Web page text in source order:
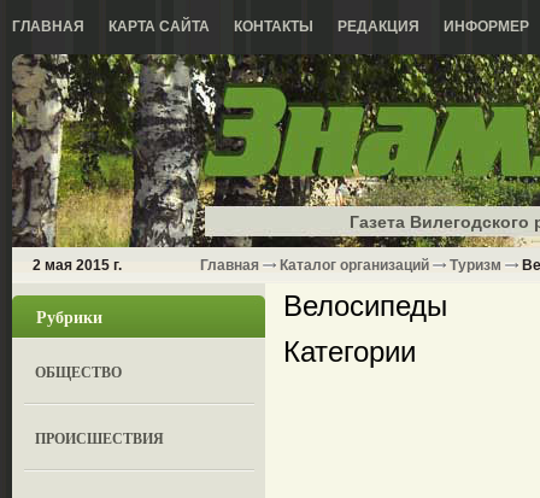
ГЛАВНАЯ КАРТА САЙТА КОНТАКТЫ РЕДАКЦИЯ ИНФОРМЕР
Газета
2 мая 2015 г. Главная Каталог организаций Туризм
Рубрики
ОБЩЕСТВО
ПРОИСШЕСТВИЯ
Велосипеды
Категории